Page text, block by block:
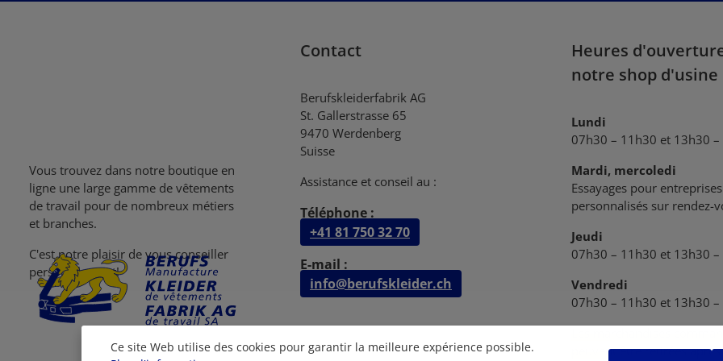
Vous trouvez dans notre boutique en
ligne une large gamme de vêtements
de travail pour de nombreux métiers
et branches.
C'est notre plaisir de vous conseiller
personellement!
Contact
Berufskleiderfabrik AG
St. Gallerstrasse 65
9470 Werdenberg
Suisse
Assistance et conseil au :
Téléphone :
+41 81 750 32 70
E-mail :
info@berufskleider.ch
Heures
notre shop d'usine
Lundi
07h30 – 11h30 et 13h30
Mardi, mercoledi
Essayages pour
personnalisés sur rendez-
Jeudi
07h30 – 11h30 et 13h30
Vendredi
07h30 – 11h30 et 13h30
peuvent être retirées
Ce site Web utilise des cookies pour garantir la meilleure expérience possible.